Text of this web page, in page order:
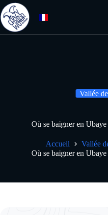
Passer
au
contenu
Vallée
Où se baigner en
Accueil
Vallée
Où se baigner en